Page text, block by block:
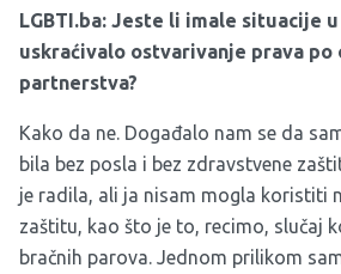
LGBTI.ba: Jeste li imale situacije
uskraćivalo ostvarivanje prava po
partnerstva?
Kako da ne. Događalo nam se da
bila bez posla i bez zdravstvene
je radila, ali ja nisam mogla koristiti
zaštitu, kao što je to, recimo, slučaj
bračnih parova. Jednom prilikom